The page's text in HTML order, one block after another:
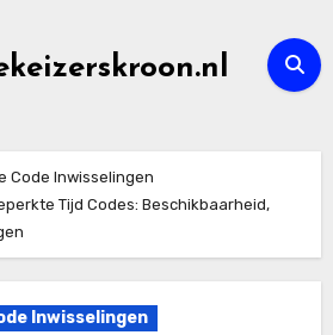
Code Inwisselingen
Tijd Codes: Beschikbaarheid,
Inwisselingen